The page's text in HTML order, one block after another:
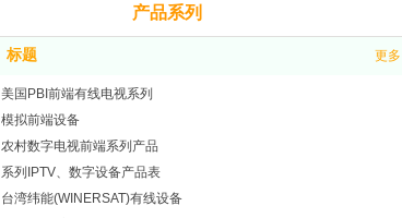
标题 更多
美国PBI前端有线电视系列
模拟前端设备
农村数字电视前端系列产品
系列IPTV、数字设备产品表
台湾纬能(WINERSAT)有线设备
产品系列